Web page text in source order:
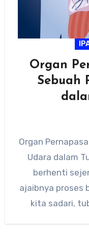
Organ
Sebuah
Organ
Udara dalam
berhenti
ajaibnya proses
kita sadari,